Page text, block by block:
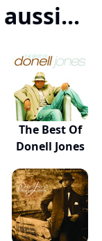
The Best Of
Donell Jones